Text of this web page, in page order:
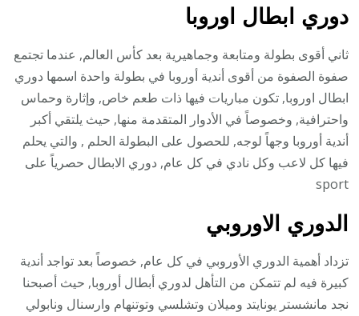
دوري ابطال اوروبا
ثاني أقوى بطولة ومتابعة وجماهيرية بعد كأس العالم, عندما تجتمع
صفوة الصفوة من أقوى أندية أوروبا في بطولة واحدة اسمها دوري
ابطال اوروبا, تكون مباريات فيها ذات طعم خاص, وإثارة وحماس
واحترافية, وخصوصاً في الأدوار المتقدمة منها, حيث يلتقي أكبر
أندية أوروبا وجهاً لوجه, للحصول على البطولة الحلم , والتي يحلم
فيها كل لاعب وكل نادي في كل عام, دوري الابطال حصرياً على
sport
الدوري الاوروبي
تزداد أهمية الدوري الأوروبي في كل عام, خصوصاً بعد تواجد أندية
كبيرة فيه لم تتمكن من التأهل لدوري أبطال أوروبا, حيث أصبحنا
نجد مانشستر يونايتد وميلان وتشلسي وتوتنهام وارسنال ونابولي